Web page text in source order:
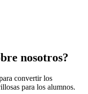
nosotros?
convertir los
para los alumnos.